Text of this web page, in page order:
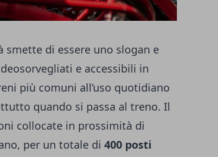
smette di essere uno slogan e
e accessibili in
più comuni all’uso quotidiano
quando si passa al treno. Il
collocate in prossimità di
per un totale di 400 posti